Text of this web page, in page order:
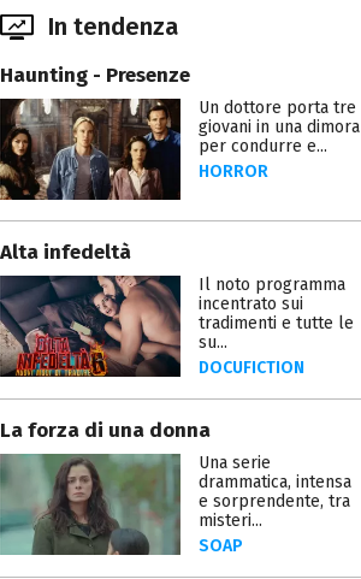
In tendenza
Haunting - Presenze
Un dottore porta tre
giovani in una dimora
per condurre e...
HORROR
Alta infedeltà
Il noto programma
incentrato sui
tradimenti e tutte le
su...
DOCUFICTION
La forza di una donna
Una serie
drammatica, intensa
e sorprendente, tra
misteri...
SOAP